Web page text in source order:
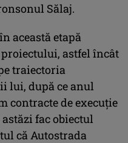
Sălaj.
această etapă
astfel încât
traiectoria
lui, după ce anul
contracte de execuție
fac obiectul
că Autostrada